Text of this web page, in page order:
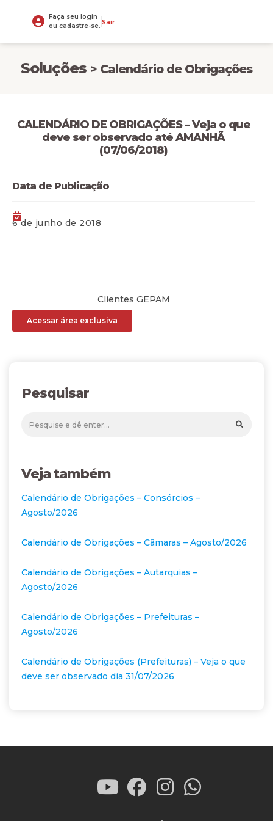
Faça seu login
ou cadastre-se. Sair
Soluções > Calendário de Obrigações
CALENDÁRIO DE OBRIGAÇÕES – Veja o que
deve ser observado até AMANHÃ
(07/06/2018)
Data de Publicação
6 de junho de 2018
Clientes GEPAM
Acessar área exclusiva
Pesquisar
Veja também
Calendário de Obrigações – Consórcios –
Agosto/2026
Calendário de Obrigações – Câmaras – Agosto/2026
Calendário de Obrigações – Autarquias –
Agosto/2026
Calendário de Obrigações – Prefeituras –
Agosto/2026
Calendário de Obrigações (Prefeituras) – Veja o que
deve ser observado dia 31/07/2026